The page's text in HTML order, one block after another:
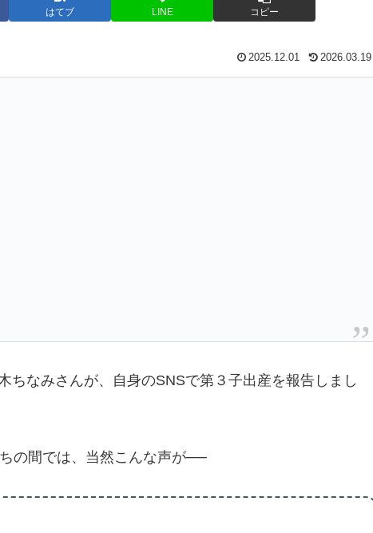
はてブ LINE コピー
2025.12.01 2026.03.19
ちなみさんが、自身のSNSで第３子出産を報告しまし
の間では、当然こんな声が──